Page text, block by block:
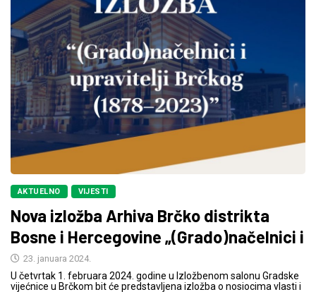
AKTUELNO VIJESTI
Nova izložba Arhiva Brčko distrikta
Bosne i Hercegovine „(Grado)načelnici i
23. januara 2024.
U četvrtak 1. februara 2024. godine u Izložbenom salonu Gradske
vijećnice u Brčkom bit će predstavljena izložba o nosiocima vlasti i